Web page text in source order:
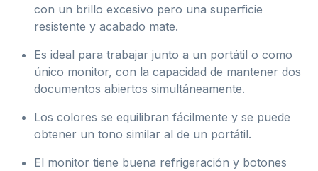
con un brillo excesivo pero una superficie
resistente y acabado mate.
Es ideal para trabajar junto a un portátil o como
único monitor, con la capacidad de mantener dos
documentos abiertos simultáneamente.
Los colores se equilibran fácilmente y se puede
obtener un tono similar al de un portátil.
El monitor tiene buena refrigeración y botones